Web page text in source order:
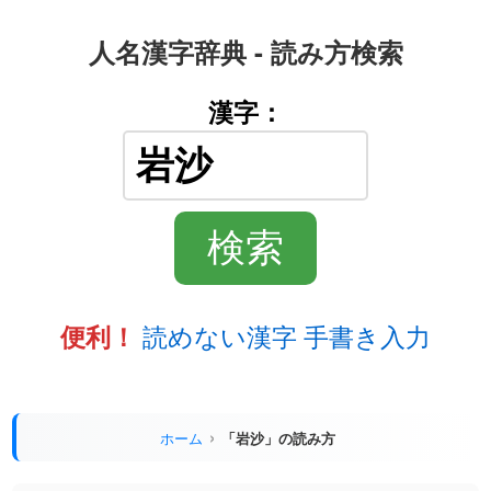
人名漢字辞典 - 読み方検索
漢字：
便利！ 読めない漢字 手書き入力
ホーム 「岩沙」の読み方